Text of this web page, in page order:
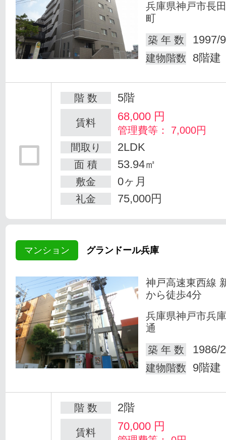
兵庫県神戸市長
町
築 年 数
1997/
建物階数 8階建
階 数 5階
賃料 68,000 円
管理費等： 7,000円
間取り
2LDK
面 積 53.94㎡
敷金 0ヶ月
礼金 75,000円
マンション グランドール兵庫
神戸高速東西線
から徒歩4分
兵庫県神戸市兵
通
築 年 数
1986/
建物階数 9階建
階 数 2階
賃料 70,000 円